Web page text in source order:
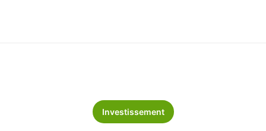
Investissement